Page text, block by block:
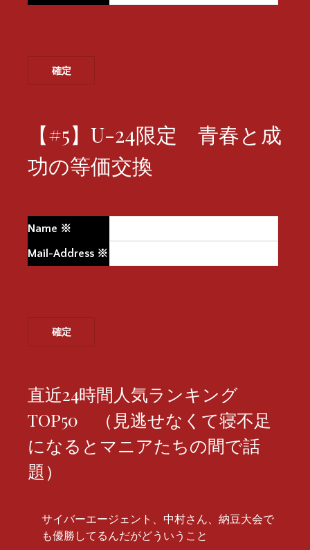
【#5】U-24限定 青春と成
功の等価交換
Name ※
Mail-Address ※
直近24時間人気ランキング
TOP50 （見逃せなくて寝不足
になるとマニアたちの間で話
題）
サイバーエージェント、中村さん、納豆大会で
も優勝してるんだがどういうこと